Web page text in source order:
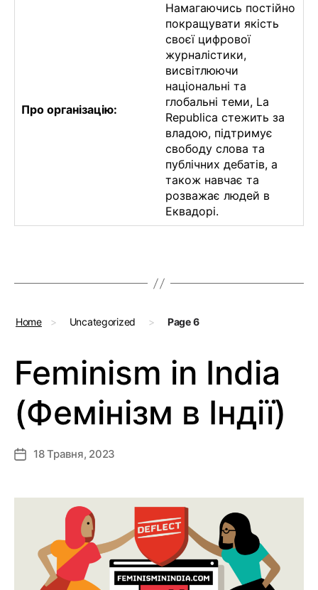
Про організацію:
Намагаючись постійно
покращувати якість
своєї цифрової
журналістики,
висвітлюючи
національні та
глобальні теми, La
Republica стежить за
владою, підтримує
свободу слова та
публічних дебатів, а
також навчає та
розважає людей в
Еквадорі.
Home > Uncategorized > Page 6
Feminism in India
(Фемінізм в Індії)
Дата18 Травня, 2023